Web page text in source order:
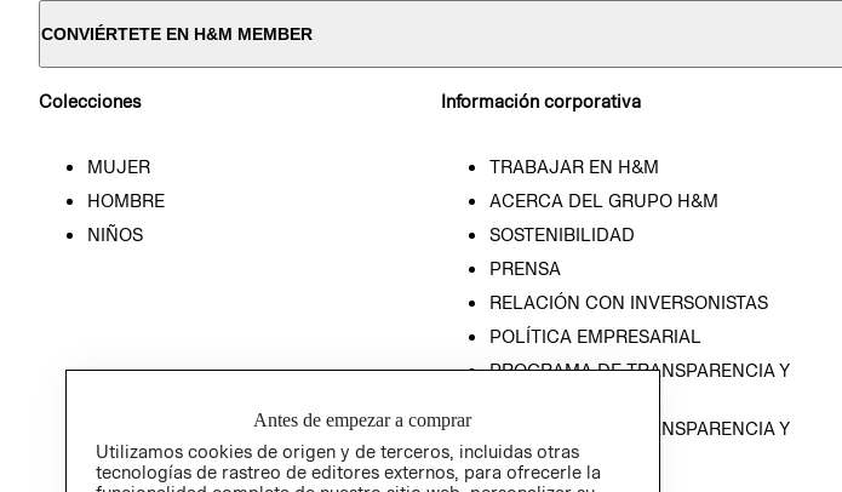
CONVIÉRTETE EN H&M MEMBER
Colecciones
MUJER
HOMBRE
NIÑOS
Información corporativa
TRABAJAR EN H&M
ACERCA DEL GRUPO H&M
SOSTENIBILIDAD
PRENSA
RELACIÓN CON INVERSONISTAS
POLÍTICA EMPRESARIAL
PROGRAMA DE TRANSPARENCIA Y
PROGRAMA DE TRANSPARENCIA Y
ÉTICA (INGLÉS)
Antes de empezar a comprar
Utilizamos cookies de origen y de terceros, incluidas otras
tecnologías de rastreo de editores externos, para ofrecerle la